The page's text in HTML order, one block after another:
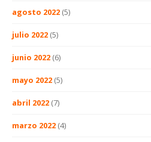
agosto 2022 (5)
julio 2022 (5)
junio 2022 (6)
mayo 2022 (5)
abril 2022 (7)
marzo 2022 (4)